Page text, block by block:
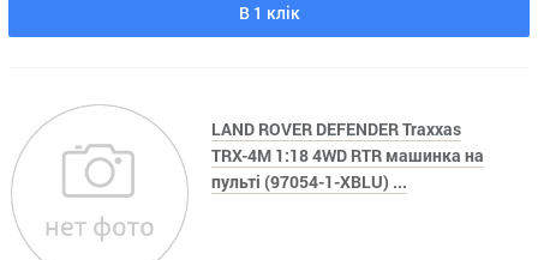
В 1 клік
LAND ROVER DEFENDER Traxxas
TRX-4M 1:18 4WD RTR машинка на
пульті (97054-1-XBLU) ...